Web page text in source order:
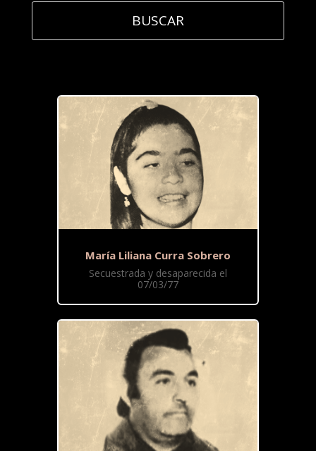
María Liliana Curra Sobrero
Secuestrada y desaparecida el
07/03/77